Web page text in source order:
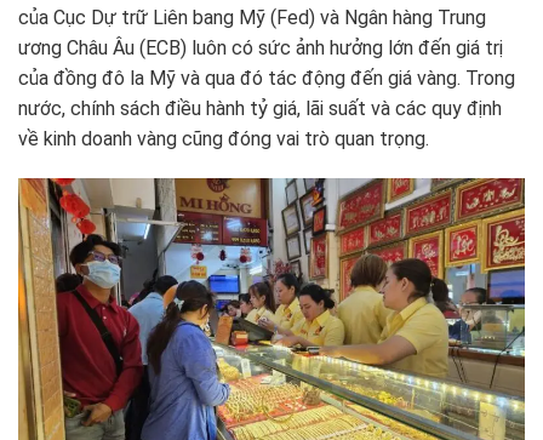
của Cục Dự trữ Liên bang Mỹ (Fed) và Ngân hàng Trung
ương Châu Âu (ECB) luôn có sức ảnh hưởng lớn đến giá trị
của đồng đô la Mỹ và qua đó tác động đến giá vàng. Trong
nước, chính sách điều hành tỷ giá, lãi suất và các quy định
về kinh doanh vàng cũng đóng vai trò quan trọng.